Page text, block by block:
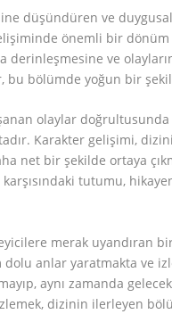
düşündüren ve
önemli bir
ve
bu bölümde yoğun bir
olaylar
Karakter gelişimi,
net bir şekilde ortaya
tutumu,
merak uyandıran
anlar yaratmakta ve
aynı zamanda
dizinin ilerleyen